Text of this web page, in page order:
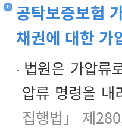
공탁보증보험
채권에 대한 가
법원은 가압류
압류 명령을 내
집행법」 제